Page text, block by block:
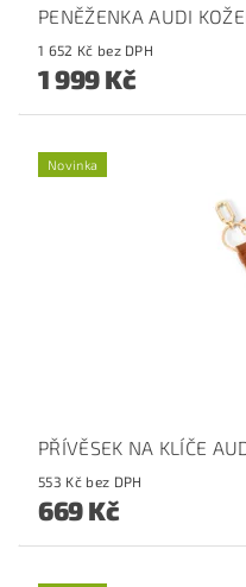
PENĚŽENKA AUDI
1 652 Kč bez DPH
1 999 Kč
Novinka
PŘÍVĚSEK NA KLÍČE
553 Kč bez DPH
669 Kč